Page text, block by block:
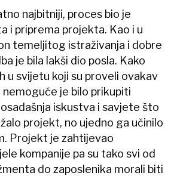
najbitniji, proces bio je
i priprema projekta. Kao i u
temeljitog istraživanja i dobre
je bila lakši dio posla. Kako
u svijetu koji su proveli ovakav
nemoguće je bilo prikupiti
iskustva i savjete što
projekt, no ujedno ga učinilo
Projekt je zahtijevao
kompanije pa su tako svi od
do zaposlenika morali biti